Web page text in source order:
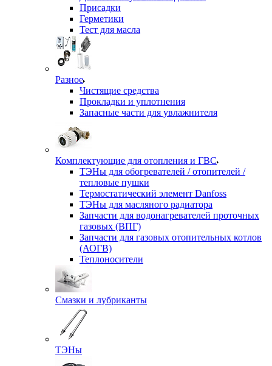
Присадки
Герметики
Тест для масла
Разное
Чистящие средства
Прокладки и уплотнения
Запасные части для увлажнителя
Комплектующие для отопления и ГВС
ТЭНы для обогревателей / отопителей /
тепловые пушки
Термостатический элемент Danfoss
ТЭНы для масляного радиатора
Запчасти для водонагревателей проточных
газовых (ВПГ)
Запчасти для газовых отопительных котлов
(АОГВ)
Теплоносители
Смазки и лубриканты
ТЭНы